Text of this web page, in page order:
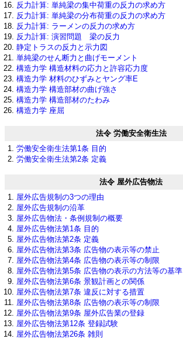
反力計算: 単純梁の集中荷重の反力の求め方
反力計算: 単純梁の分布荷重の反力の求め方
反力計算: ラーメンの反力の求め方
反力計算: 演習問題 梁の反力
静定トラスの反力と示力図
単純梁のせん断力と曲げモーメント
構造力学 構造材料の応力と許容応力度
構造力学 材料のひずみとヤング率E
構造力学 構造部材の曲げ強さ
構造力学 構造部材のたわみ
構造力学 座屈
法令 労働安全衛生法
労働安全衛生法第1条 目的
労働安全衛生法第2条 定義
法令 屋外広告物法
屋外広告規制の3つの理由
屋外広告規制の沿革
屋外広告物法・条例規制の概要
屋外広告物法第1条 目的
屋外広告物法第2条 定義
屋外広告物法第3条 広告物の表示等の禁止
屋外広告物法第4条 広告物の表示等の制限
屋外広告物法第5条 広告物の表示の方法等の基準
屋外広告物法第6条 景観計画との関係
屋外広告物法第7条 違反に対する措置
屋外広告物法第8条 広告物の表示等の制限
屋外広告物法第9条 屋外広告業の登録
屋外広告物法第12条 登録試験
屋外広告物法第26条 雑則